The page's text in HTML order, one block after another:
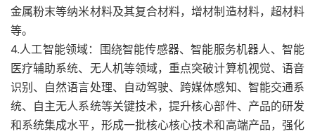
金属粉末等纳米材料及其复合材料，增材制造材料，超材料
等。
4.人工智能领域：围绕智能传感器、智能服务机器人、智能
医疗辅助系统、无人机等领域，重点突破计算机视觉、语音
识别、自然语言处理、自动驾驶、跨媒体感知、智能交通系
统、自主无人系统等关键技术，提升核心部件、产品的研发
和系统集成水平，形成一批核心核心技术和高端产品，强化